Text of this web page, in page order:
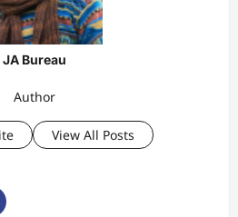
JA Bureau
Author
View All Posts